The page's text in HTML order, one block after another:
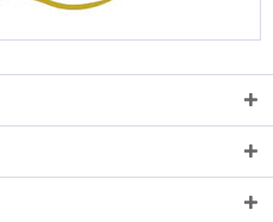
nach neuen
und halten
Trends - welche wir
Lädchen
nicht möglich ist bei
soll